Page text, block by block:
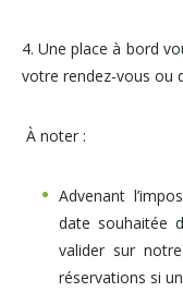
4. Une place à bord
votre rendez-vous ou
À noter :
Advenant
date souhaitée
valider sur
réservations si